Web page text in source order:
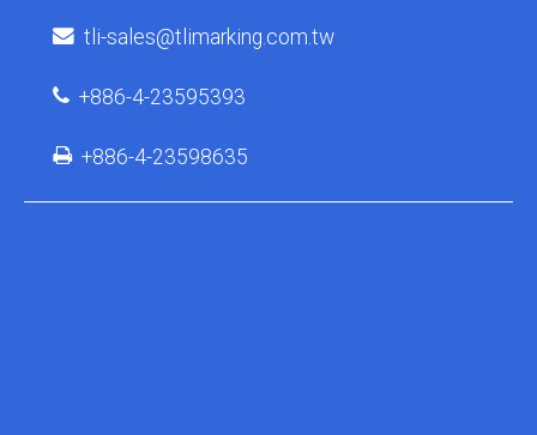
tli-sales@tlimarking.com.tw
+886-4-23595393
+886-4-23598635